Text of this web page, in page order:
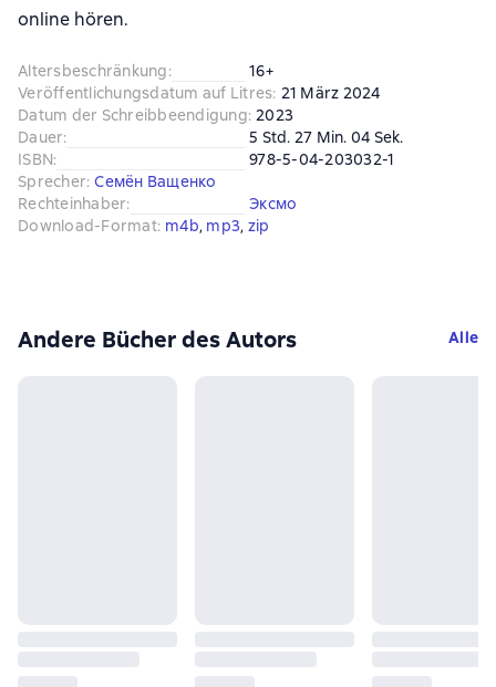
online hören.
Altersbeschränkung:
16+
Veröffentlichungsdatum auf Litres: 21 März 2024
Datum der Schreibbeendigung: 2023
Dauer:
5 Std. 27 Min. 04 Sek.
ISBN:
978-5-04-203032-1
Sprecher: Семён Ващенко
Rechteinhaber:
Эксмо
Download-Format: m4b, mp3, zip
Andere Bücher des Autors Alle